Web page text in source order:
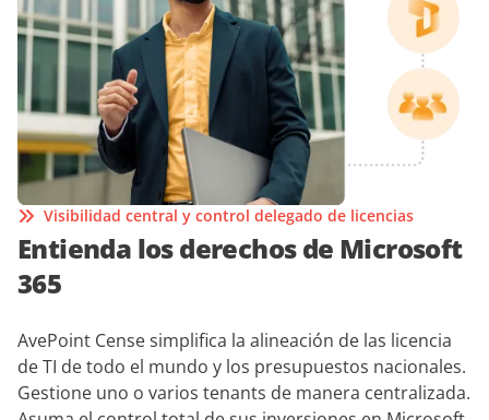
Visibilidad central y control delegado de licencias
Entienda los derechos de Microsoft
365
AvePoint Cense simplifica la alineación de las licencia
de TI de todo el mundo y los presupuestos nacionales.
Gestione uno o varios tenants de manera centralizada.